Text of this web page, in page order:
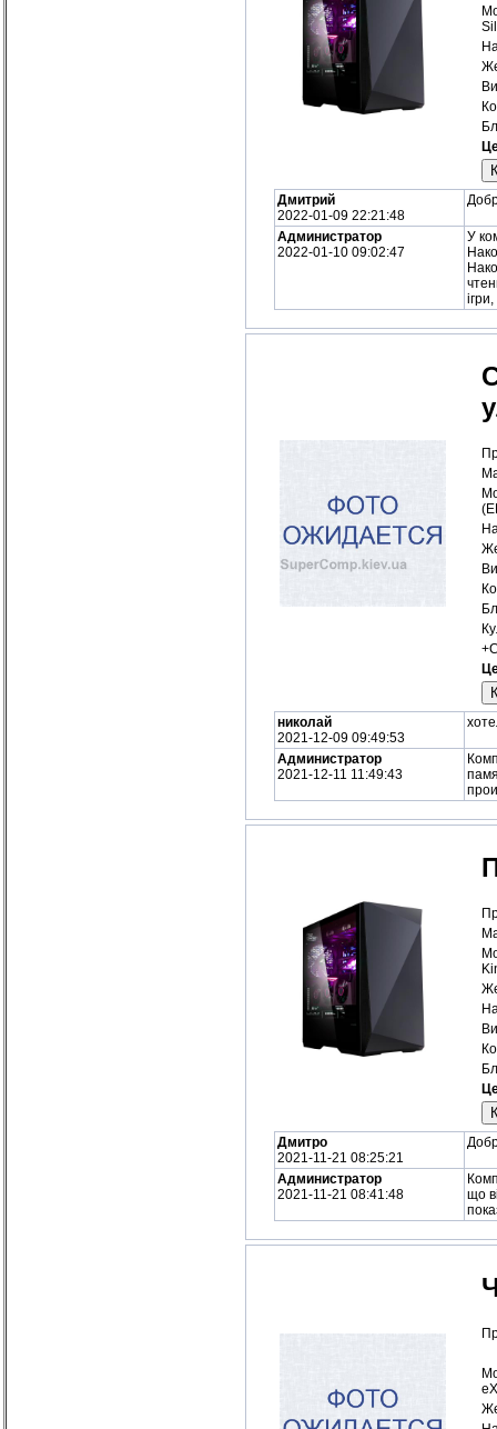
Дмитрий
2022-01-09 22:21:48
Администратор
2022-01-10 09:02:47
У
николай
2021-12-09 09:49:53
Администратор
2021-12-11 11:49:43
Дмитро
2021-11-21 08:25:21
Администратор
2021-11-21 08:41:48
що